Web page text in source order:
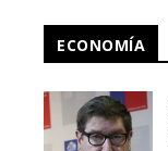
ECONOMÍA